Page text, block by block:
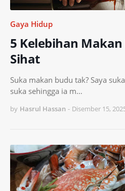
Gaya Hidup
5 Kelebihan Makan
Sihat
Suka makan budu tak? Saya
suka sehingga ia m…
by Hasrul Hassan - Disember 15,